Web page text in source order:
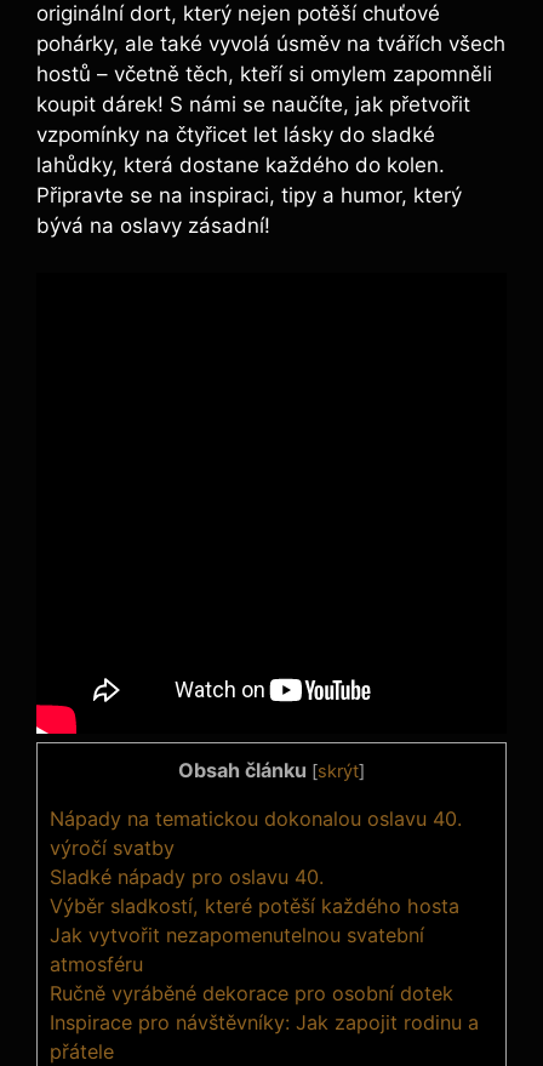
originální dort, který nejen potěší chuťové
pohárky, ale také vyvolá úsměv na tvářích všech
hostů – včetně těch, kteří si omylem zapomněli
koupit dárek! S námi se naučíte, jak přetvořit
vzpomínky na čtyřicet let lásky do sladké
lahůdky, která dostane každého do kolen.
Připravte se na inspiraci, tipy a humor, který
bývá na oslavy zásadní!
Obsah článku [skrýt]
Nápady na tematickou dokonalou oslavu 40.
výročí svatby
Sladké nápady pro oslavu 40.
Výběr sladkostí, které potěší každého hosta
Jak vytvořit nezapomenutelnou svatební
atmosféru
Ručně vyráběné dekorace pro osobní dotek
Inspirace pro návštěvníky: Jak zapojit rodinu a
přátele